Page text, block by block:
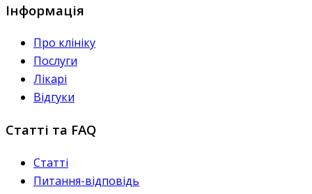
Інформація
Про клініку
Послуги
Лікарі
Відгуки
Статті та FAQ
Статті
Питання-відповідь